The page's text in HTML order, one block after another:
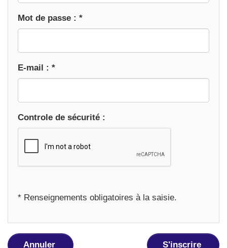
Mot de passe : *
E-mail : *
Controle de sécurité :
* Renseignements obligatoires à la saisie.
Annuler S'inscrire